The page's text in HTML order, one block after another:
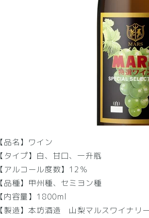
【品名】ワイン
【タイプ】白、甘口、一升瓶
【アルコール度数】12％
【品種】甲州種、セミヨン種
【内容量】1800ml
【製造】本坊酒造 山梨マルスワイナリ